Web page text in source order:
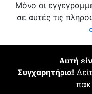
Μόνο οι
σε αυτές τις
Αυτή
Συγχαρητήρια!